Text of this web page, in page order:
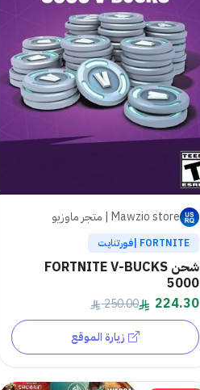
Mawzio store | متجر ماوزيو
FORTNITE |فورتنايت
شحن FORTNITE V-BUCKS
5000
224.30
250.00
زيارة الموقع